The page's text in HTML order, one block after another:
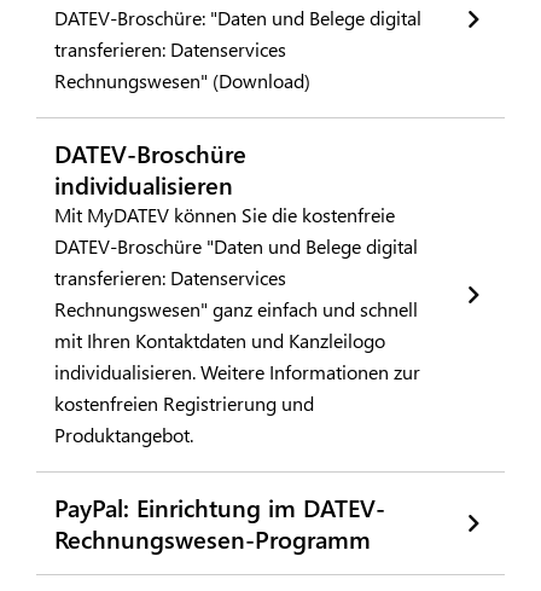
DATEV-Broschüre: "Daten und Belege digital
transferieren: Datenservices
Rechnungswesen" (Download)
DATEV-Broschüre
individualisieren
Mit MyDATEV können Sie die kostenfreie
DATEV-Broschüre "Daten und Belege digital
transferieren: Datenservices
Rechnungswesen" ganz einfach und schnell
mit Ihren Kontaktdaten und Kanzleilogo
individualisieren. Weitere Informationen zur
kostenfreien Registrierung und
Produktangebot.
PayPal: Einrichtung im DATEV-
Rechnungswesen-Programm